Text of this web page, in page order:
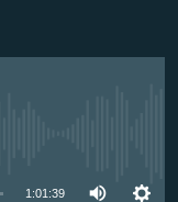
1:01:39